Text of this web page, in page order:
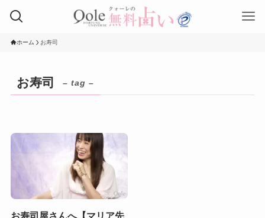
ホーム お寿司
お寿司 – tag –
お寿司屋さんへ【マリア先